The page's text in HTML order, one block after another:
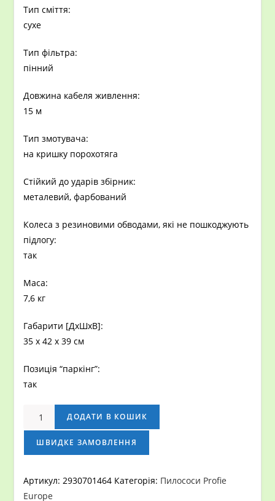
Тип сміття:
сухе
Тип фільтра:
пінний
Довжина кабеля живлення:
15 м
Тип змотувача:
на кришку порохотяга
Стійкий до ударів збірник:
металевий, фарбований
Колеса з резиновими обводами, які не пошкоджують
підлогу:
так
Маса:
7,6 кг
Габарити [ДxШхВ]:
35 x 42 x 39 см
Позиція “паркінг”:
так
ПОРОХОТЯГ
кількість
ДОДАТИ В КОШИК
ШВИДКЕ ЗАМОВЛЕННЯ
Артикул:2930701464 Категорія: Пилососи Profie
Europe